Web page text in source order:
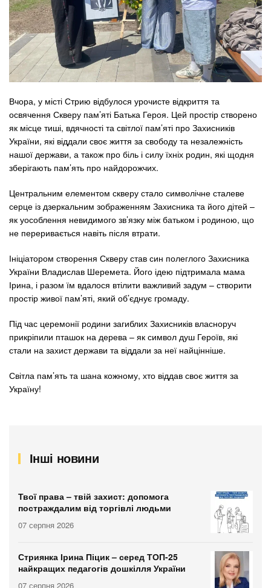
Вчора, у місті Стрию відбулося урочисте відкриття та
освячення Скверу пам’яті Батька Героя. Цей простір створено
як місце тиші, вдячності та світлої пам’яті про Захисників
України, які віддали своє життя за свободу та незалежність
нашої держави, а також про біль і силу їхніх родин, які щодня
зберігають пам’ять про найдорожчих.
Центральним елементом скверу стало символічне сталеве
серце із дзеркальним зображенням Захисника та його дітей –
як уособлення невидимого зв’язку між батьком і родиною, що
не переривається навіть після втрати.
Ініціатором створення Скверу став син полеглого Захисника
України Владислав Шеремета. Його ідею підтримала мама
Ірина, і разом їм вдалося втілити важливий задум – створити
простір живої пам’яті, який об’єднує громаду.
Під час церемонії родини загиблих Захисників власноруч
прикріпили пташок на дерева – як символ душ Героїв, які
стали на захист держави та віддали за неї найцінніше.
Світла пам’ять та шана кожному, хто віддав своє життя за
Україну!
Інші новини
Твої права – твій захист: допомога
постраждалим від торгівлі людьми
07 серпня 2026
Стриянка Ірина Піцик – серед ТОП-25
найкращих педагогів дошкілля України
07 серпня 2026